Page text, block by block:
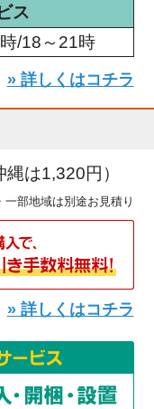
ス
/18～21時
» 詳しくはコチラ
は1,320円）
部地域は別途お見積り
» 詳しくはコチラ